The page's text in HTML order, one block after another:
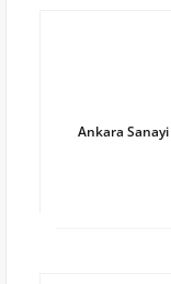
Ankara